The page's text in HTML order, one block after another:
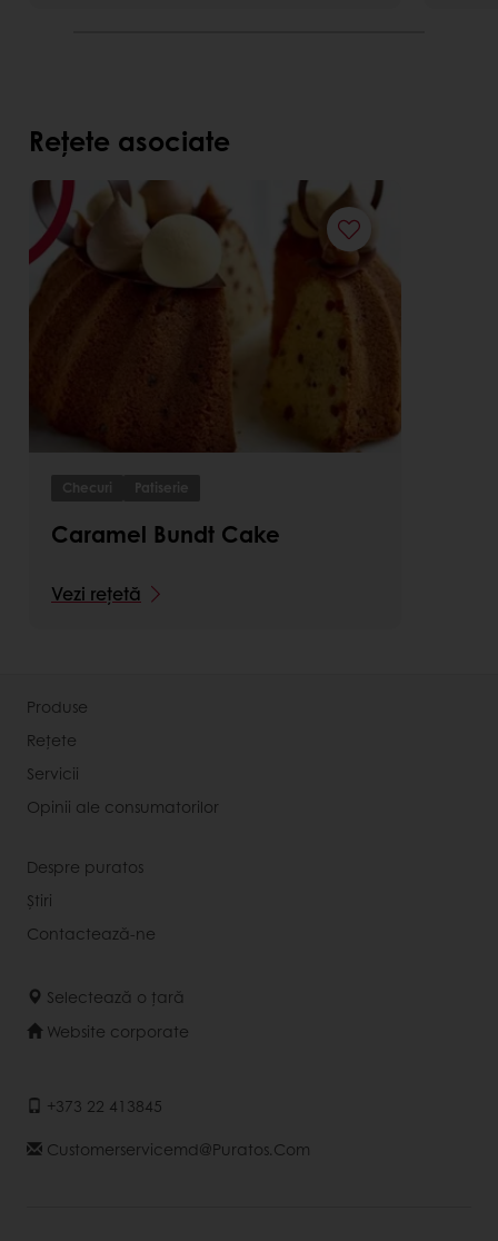
Rețete asociate
Checuri Patiserie
Caramel Bundt Cake
Vezi rețetă
Produse
Rețete
Servicii
Opinii ale consumatorilor
Despre puratos
Știri
Contactează-ne
Selectează o țară
Website corporate
+373 22 413845
Customerservicemd@puratos.com